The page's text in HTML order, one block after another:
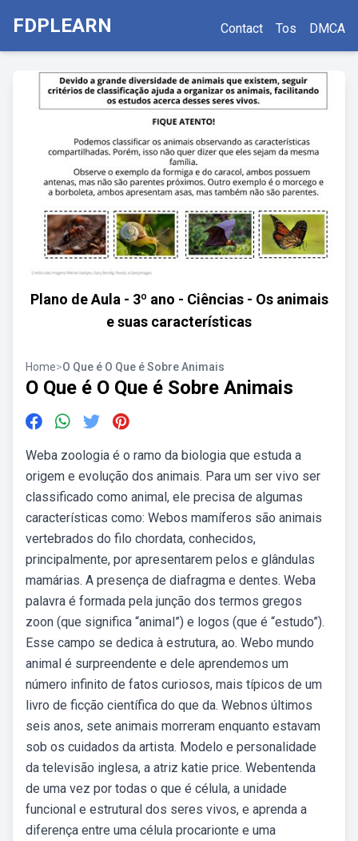
FDPLEARN Contact Tos DMCA
Plano de Aula - 3º ano - Ciências - Os animais
e suas características
Home>O Que é O Que é Sobre Animais
O Que é O Que é Sobre Animais
Weba zoologia é o ramo da biologia que estuda a
origem e evolução dos animais. Para um ser vivo ser
classificado como animal, ele precisa de algumas
características como: Webos mamíferos são animais
vertebrados do filo chordata, conhecidos,
principalmente, por apresentarem pelos e glândulas
mamárias. A presença de diafragma e dentes. Weba
palavra é formada pela junção dos termos gregos
zoon (que significa “animal”) e logos (que é “estudo”).
Esse campo se dedica à estrutura, ao. Webo mundo
animal é surpreendente e dele aprendemos um
número infinito de fatos curiosos, mais típicos de um
livro de ficção científica do que da. Webnos últimos
seis anos, sete animais morreram enquanto estavam
sob os cuidados da artista. Modelo e personalidade
da televisão inglesa, a atriz katie price. Webentenda
de uma vez por todas o que é célula, a unidade
funcional e estrutural dos seres vivos, e aprenda a
diferença entre uma célula procarionte e uma